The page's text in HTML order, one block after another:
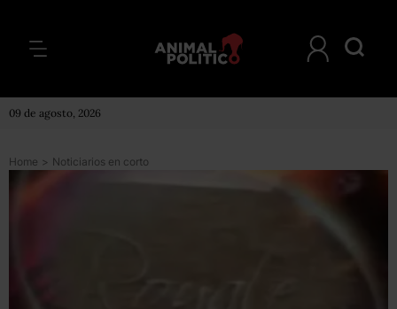
09 de agosto, 2026
Home > Noticiarios en corto